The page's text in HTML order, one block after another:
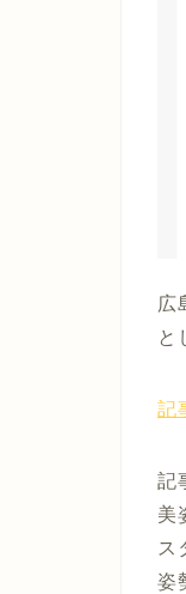
広
と
記
記
美
ス
姿